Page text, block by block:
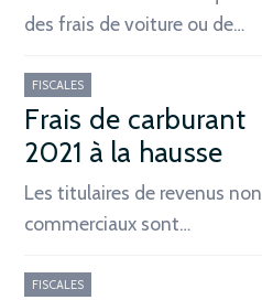
des frais de voiture ou de…
FISCALES
Frais de carburant
2021 à la hausse
Les titulaires de revenus non
commerciaux sont…
FISCALES